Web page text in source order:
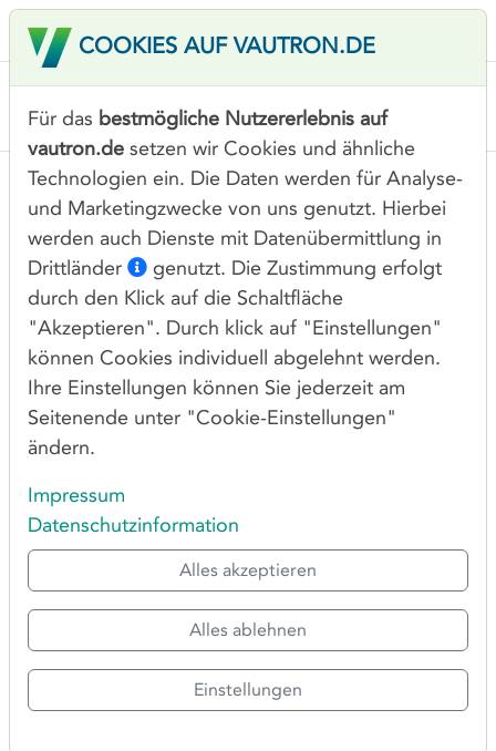
DOMAINKOSTEN
Die Domainkosten sind ein wichtiger Kostenfaktor
für Selbstständige und Unternehmen, deren
Geschäftsmodelle auf Webprojekten basieren.
Gerade bei umfangreichen Domainportfolios kann
es hierbei schnell um ein hohes Budget gehen.
Entscheiden Sie sich daher für die attraktiven
Domainkosten so gering wie möglich zu halten.
WAS SIND DOMAINKOSTEN?
Unter dem Begriff Domainkosten lassen sich
sämtliche Kosten zusammenfassen, die für den
Betrieb einer Internetdomain anfallen. Diese fangen
bereits bei der Registrierung des
an
und setzen sich kontinuierlich bei der jährlichen
COOKIES AUF VAUTRON.DE
Für das bestmögliche Nutzererlebnis auf
vautron.de setzen wir Cookies und ähnliche
Technologien ein. Die Daten werden für Analyse-
und Marketingzwecke von uns genutzt. Hierbei
werden auch Dienste mit Datenübermittlung in
Drittländer
genutzt. Die Zustimmung erfolgt
durch den Klick auf die Schaltfläche
"Akzeptieren". Durch klick auf "Einstellungen"
können Cookies individuell abgelehnt werden.
Ihre Einstellungen können Sie jederzeit am
Seitenende unter "Cookie-Einstellungen"
ändern.
Impressum
Datenschutzinformation
Einstellungen
Alles ablehnen
Alles akzeptieren